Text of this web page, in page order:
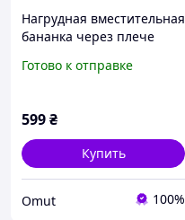
Нагрудная вместительная
бананка через плече
поясная черная из
Готово к отправке
599₴
Купить
Omut 100%